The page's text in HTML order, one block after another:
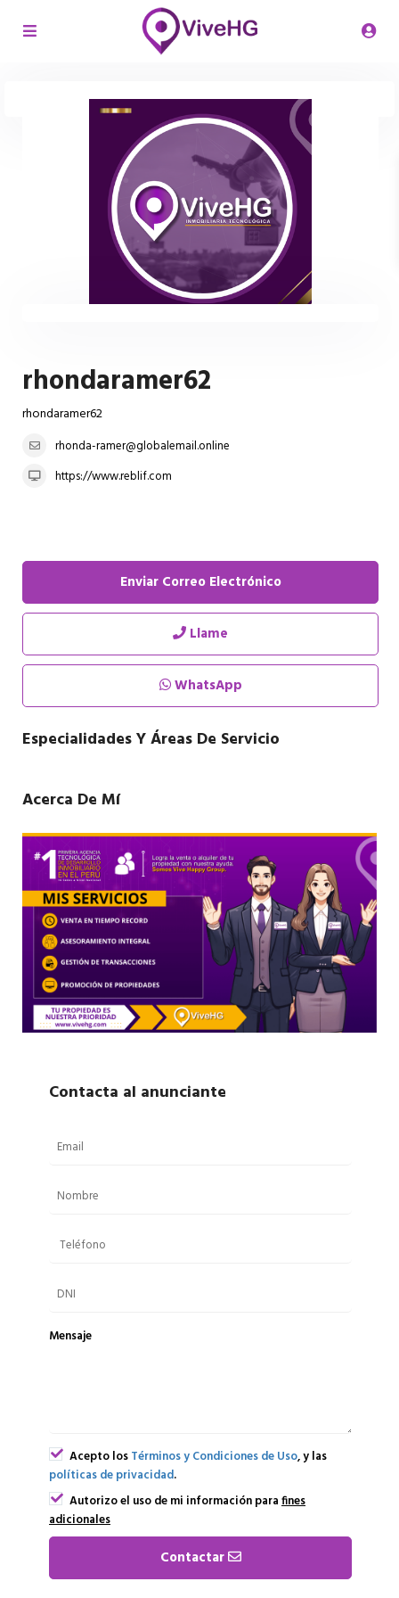
rhondaramer62
rhondaramer62
rhonda-ramer@globalemail.online
https://www.reblif.com
Enviar Correo Electrónico
Llame
WhatsApp
Especialidades Y Áreas De Servicio
Acerca De Mí
Contacta al anunciante
Mensaje
Acepto losTérminos y Condiciones de Uso, y las
políticas de privacidad.
Autorizo el uso de mi información parafines
adicionales
Contactar